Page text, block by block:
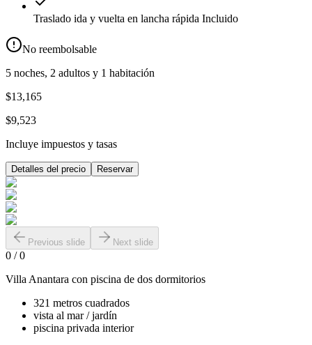
Traslado ida y vuelta en lancha rápida Incluido
No reembolsable
5 noches, 2 adultos y 1 habitación
$13,165
$9,523
Incluye impuestos y tasas
Detalles del precio Reservar
Previous slide Next slide
0 /0
Villa Anantara con piscina de dos dormitorios
321 metros cuadrados
vista al mar / jardín
piscina privada interior